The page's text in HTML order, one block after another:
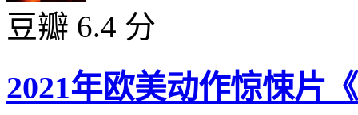
豆瓣 6.4 分
2021年欧美动作惊悚片